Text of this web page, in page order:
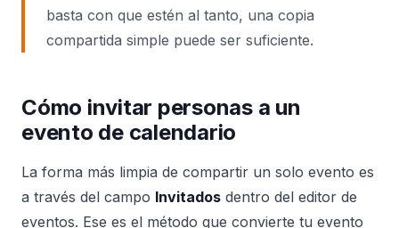
basta con que estén al tanto, una copia
compartida simple puede ser suficiente.
Cómo invitar personas a un
evento de calendario
La forma más limpia de compartir un solo evento es
a través del campo Invitados dentro del editor de
eventos. Ese es el método que convierte tu evento